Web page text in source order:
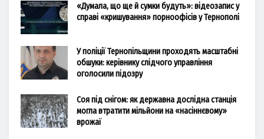
«Думала, що ще й сумки будуть»: відеозапис у
справі «кришування» порноофісів у Тернополі
У поліції Тернопільщини проходять масштабні
обшуки: керівнику слідчого управління
оголосили підозру
Соя під снігом: як державна дослідна станція
могла втратити мільйони на «насіннєвому»
врожаї